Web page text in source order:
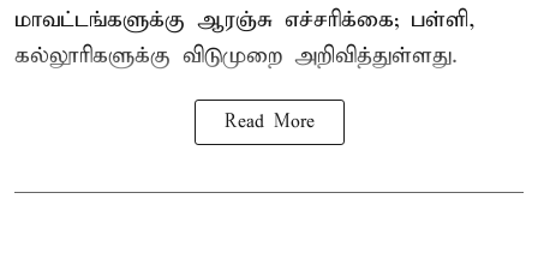
மாவட்டங்களுக்கு ஆரஞ்சு எச்சரிக்கை; பள்ளி,
கல்லூரிகளுக்கு விடுமுறை அறிவித்துள்ளது.
Read More